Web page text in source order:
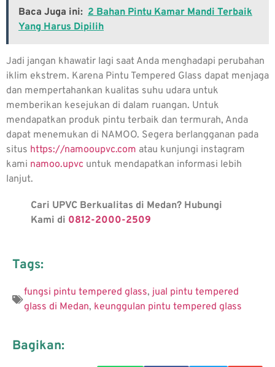
Baca Juga ini: 2 Bahan Pintu Kamar Mandi Terbaik
Yang Harus Dipilih
Jadi jangan khawatir lagi saat Anda menghadapi perubahan
iklim ekstrem. Karena Pintu Tempered Glass dapat menjaga
dan mempertahankan kualitas suhu udara untuk
memberikan kesejukan di dalam ruangan. Untuk
mendapatkan produk pintu terbaik dan termurah, Anda
dapat menemukan di NAMOO. Segera berlangganan pada
situs https://namooupvc.com atau kunjungi instagram
kami namoo.upvc untuk mendapatkan informasi lebih
lanjut.
Cari UPVC Berkualitas di Medan? Hubungi
Kami di 0812-2000-2509
Tags:
fungsi pintu tempered glass, jual pintu tempered
glass di Medan, keunggulan pintu tempered glass
Bagikan: